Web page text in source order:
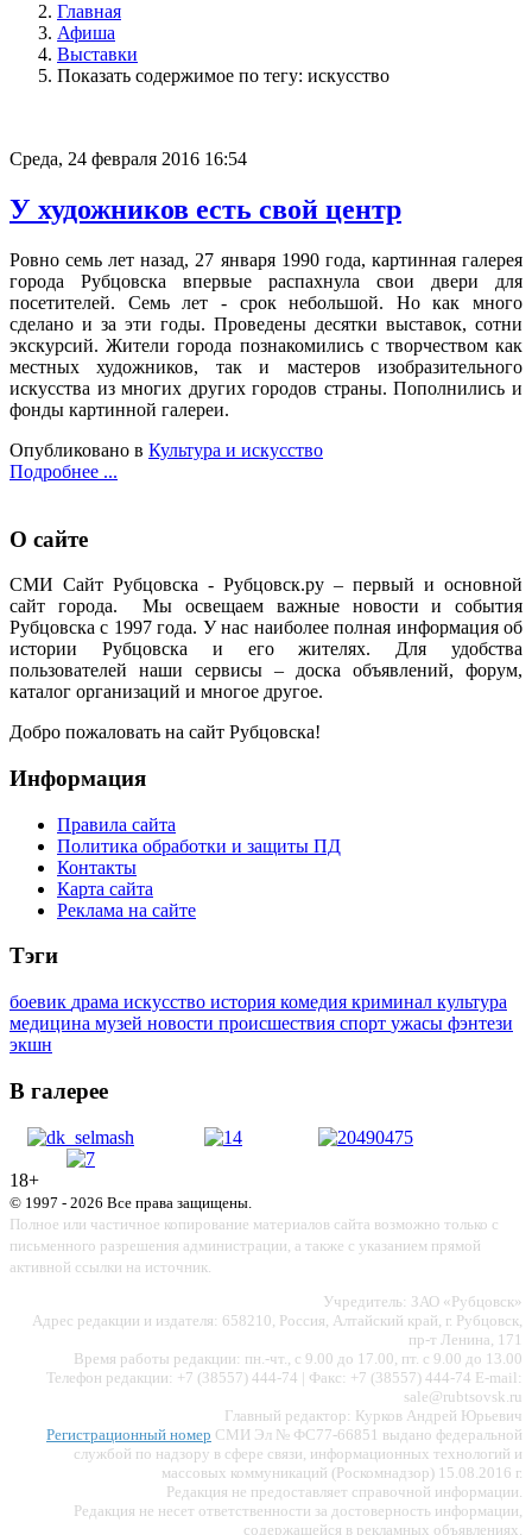
Главная
Афиша
Выставки
Показать содержимое по тегу: искусство
Среда, 24 февраля 2016 16:54
У художников есть свой центр
Ровно семь лет назад, 27 января 1990 года, картинная галерея
города Рубцовска впервые распахнула свои двери для
посетителей. Семь лет - срок небольшой. Но как много
сделано и за эти годы. Проведены десятки выставок, сотни
экскурсий. Жители города познакомились с творчеством как
местных художников, так и мастеров изобразительного
искусства из многих других городов страны. Пополнились и
фонды картинной галереи.
Опубликовано в Культура и искусство
Подробнее ...
О сайте
СМИ Сайт Рубцовска - Рубцовск.ру – первый и основной
сайт города. Мы освещаем важные новости и события
Рубцовска с 1997 года. У нас наиболее полная информация об
истории Рубцовска и его жителях. Для удобства
пользователей наши сервисы – доска объявлений, форум,
каталог организаций и многое другое.
Добро пожаловать на сайт Рубцовска!
Информация
Правила сайта
Политика обработки и защиты ПД
Контакты
Карта сайта
Реклама на сайте
Тэги
боевик драма искусство история комедия криминал культура
медицина музей новости происшествия спорт ужасы фэнтези
экшн
В галерее
18+
© 1997 - 2026 Все права защищены.
Полное или частичное копирование материалов сайта возможно только с
письменного разрешения администрации, а также с указанием прямой
активной ссылки на источник.
Учредитель: ЗАО «Рубцовск»
Адрес редакции и издателя: 658210, Россия, Алтайский край, г. Рубцовск,
пр-т Ленина, 171
Время работы редакции: пн.-чт., с 9.00 до 17.00, пт. с 9.00 до 13.00
Телефон редакции: +7 (38557) 444-74 | Факс: +7 (38557) 444-74 E-mail:
sale@rubtsovsk.ru
Главный редактор: Курков Андрей Юрьевич
Регистрационный номер СМИ Эл № ФС77-66851 выдано федеральной
службой по надзору в сфере связи, информационных технологий и
массовых коммуникаций (Роскомнадзор) 15.08.2016 г.
Редакция не предоставляет справочной информации.
Редакция не несет ответственности за достоверность информации,
содержащейся в рекламных объявлениях.